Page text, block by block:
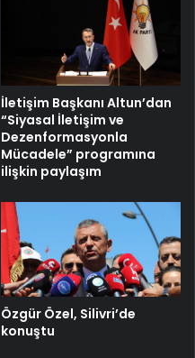
İletişim Başkanı Altun’dan
“Siyasal İletişim ve
Dezenformasyonla
Mücadele” programına
ilişkin paylaşım
Özgür Özel, Silivri’de
konuştu